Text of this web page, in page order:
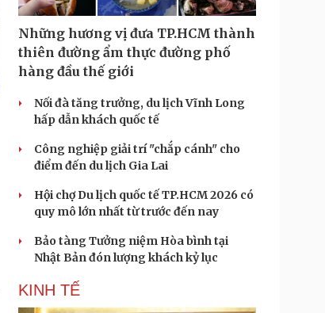
Những hương vị đưa TP.HCM thành
thiên đường ẩm thực đường phố
hàng đầu thế giới
Nối đà tăng trưởng, du lịch Vĩnh Long
hấp dẫn khách quốc tế
Công nghiệp giải trí "chắp cánh" cho
điểm đến du lịch Gia Lai
Hội chợ Du lịch quốc tế TP.HCM 2026 có
quy mô lớn nhất từ trước đến nay
Bảo tàng Tưởng niệm Hòa bình tại
Nhật Bản đón lượng khách kỷ lục
KINH TẾ